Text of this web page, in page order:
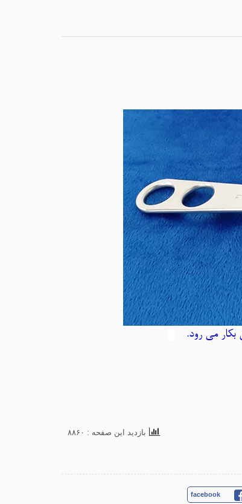
می رود.
بازدید این صفحه : ۸۸۶۰
facebook